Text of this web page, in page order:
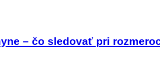
– čo sledovať pri